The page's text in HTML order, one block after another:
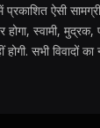
प्रकाशित ऐसी
होगा, स्वामी,
होगी. सभी विवादों का